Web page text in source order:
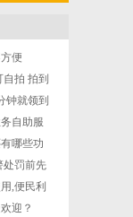
便
拍 拍到
钟就领到
自助服
哪些功
处罚前先
,便民利
？